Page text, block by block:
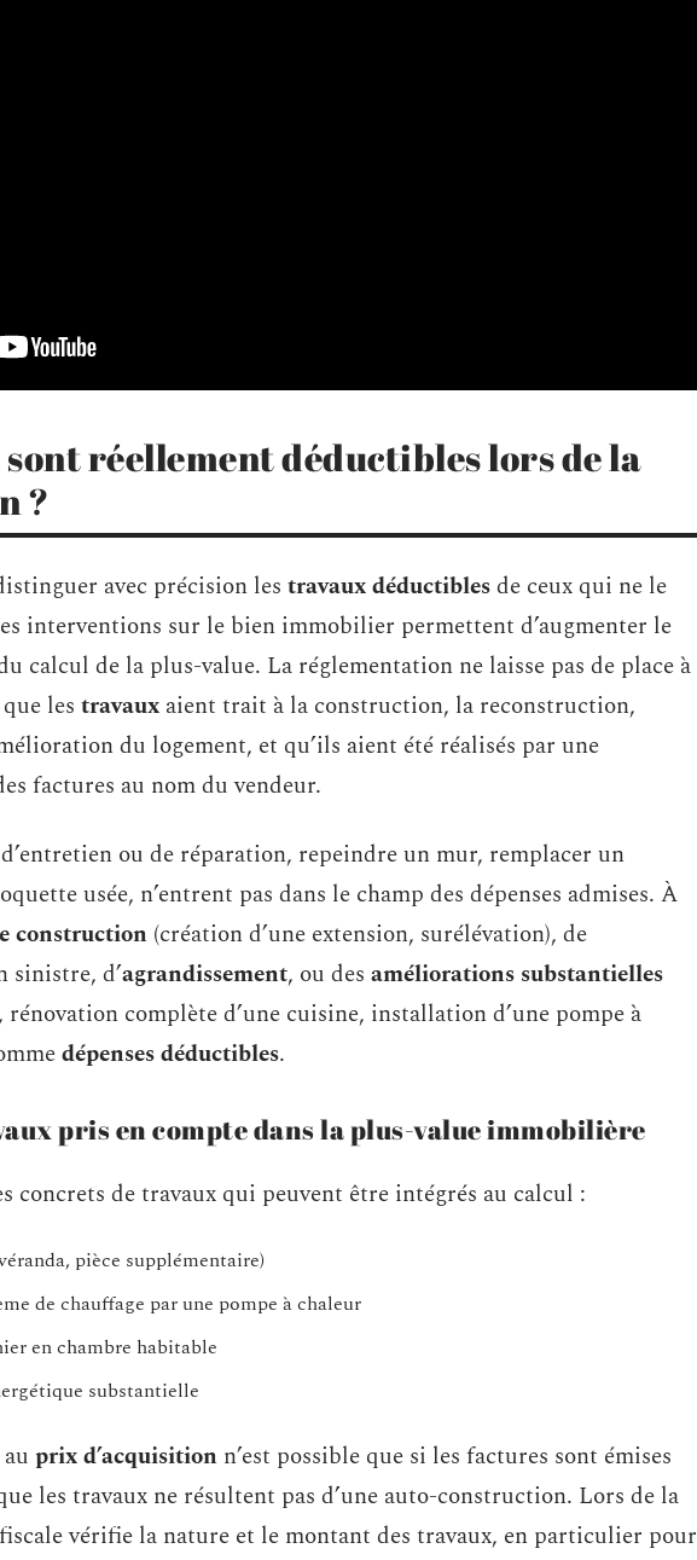
réellement déductibles lors de la
?
avec précision les travaux déductiblesde ceux qui ne le
interventions sur le bien immobilier permettent d’augmenter le
calcul de la plus-value. La réglementation ne laisse pas de place à
les travaux aient trait à la construction, la reconstruction,
du logement, et qu’ils aient été réalisés par une
factures au nom du vendeur.
ou de réparation, repeindre un mur, remplacer un
usée, n’entrent pas dans le champ des dépenses admises. À
construction (création d’une extension, surélévation), de
sinistre, d’agrandissement, ou des améliorations substantielles
rénovation complète d’une cuisine, installation d’une pompe à
dépenses déductibles.
pris en compte dans la plus-value immobilière
concrets de travaux qui peuvent être intégrés au calcul :
pièce supplémentaire)
de chauffage par une pompe à chaleur
en chambre habitable
substantielle
prix d’acquisition n’est possible que si les factures sont émises
les travaux ne résultent pas d’une auto-construction. Lors de la
vérifie la nature et le montant des travaux, en particulier pour